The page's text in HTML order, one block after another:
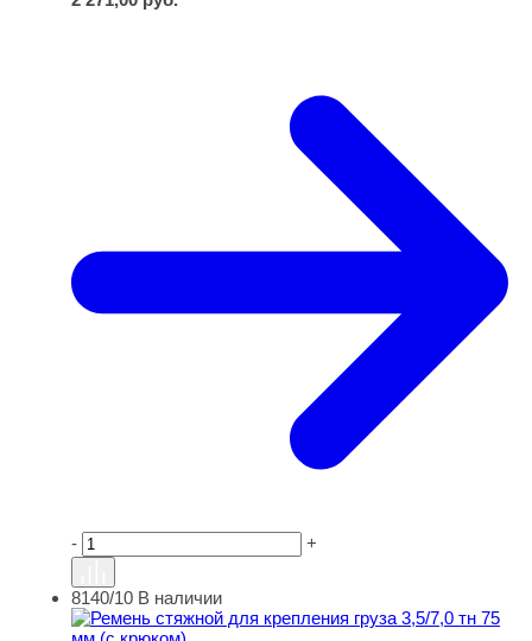
- +
Ремень стяжной для крепления груза 3,5/7,0 тн 75 мм
8140/10 В наличии